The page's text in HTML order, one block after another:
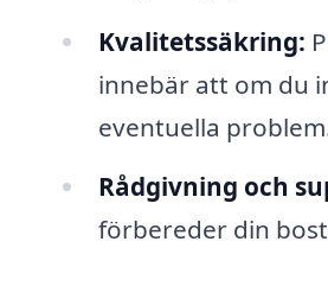
Kvalitetssäkring:
innebär att om du
eventuella
Rådgivning och
förbereder din